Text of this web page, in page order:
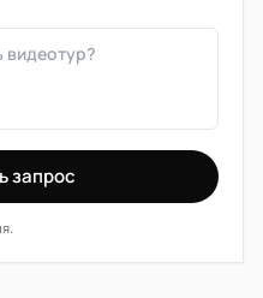
запрос